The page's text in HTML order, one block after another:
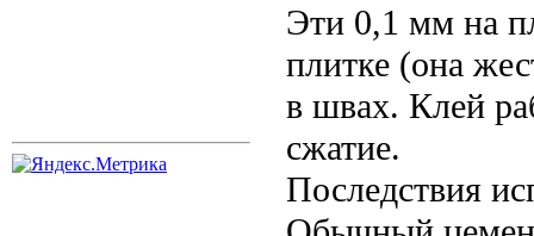
Эти 0,1 мм на
плитке (она
в швах. Клей
сжатие.
Последствия